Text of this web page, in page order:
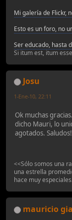
Mi galería de Flickr,
Esto es un foro, no
Ser educado, hasta
Si itum est, itum esse
Josu
1-Ene-10, 22:11
Ok muchas
dicho Mauri, lo
agotados. Saludos!
<<Sólo somos una
una estrella
hace muy
mauricio